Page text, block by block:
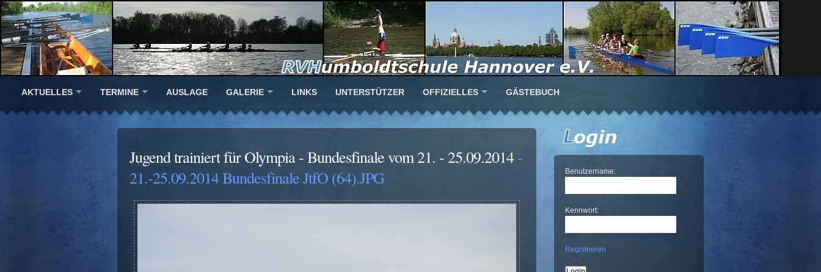
AKTUELLES TERMINE AUSLAGE GALERIE LINKS UNTERSTÜTZER OFFIZIELLES GÄSTEBUCH
Jugend trainiert für Olympia - Bundesfinale vom 21. - 25.09.2014-
21.-25.09.2014 Bundesfinale JtfO (64).JPG
Benutzername:
Kennwort:
Registrieren